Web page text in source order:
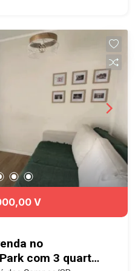
- Churrasqueira -
de Pizza - Piscinas -
Espaço Piquenique -
- Bicicletário -
por câmeras -
Oeste de São
a comércios,
às principais vias da
#aptovendaSJC
#elevador
V
no
com 3 quartos